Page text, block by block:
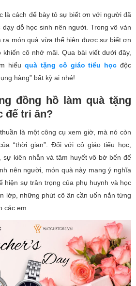
là cách để bày tỏ sự biết ơn với người đã
dỗ học sinh nên người. Trong vô vàn
ra món quà vừa thể hiện được sự biết ơn
cô nhớ mãi. Qua bài viết dưới đây,
hiểuquà tặng cô giáo tiểu học độc
hàng” bất kỳ ai nhé!
đồng hồ làm quà tặng
để tri ân?
là một công cụ xem giờ, mà nó còn
“thời gian”. Đối với cô giáo tiểu học,
sự kiên nhẫn và tâm huyết vô bờ bến để
nên người, món quà này mang ý nghĩa
hiện sự trân trọng của phụ huynh và học
lớp, những phút cô ân cần uốn nắn từng
các em.